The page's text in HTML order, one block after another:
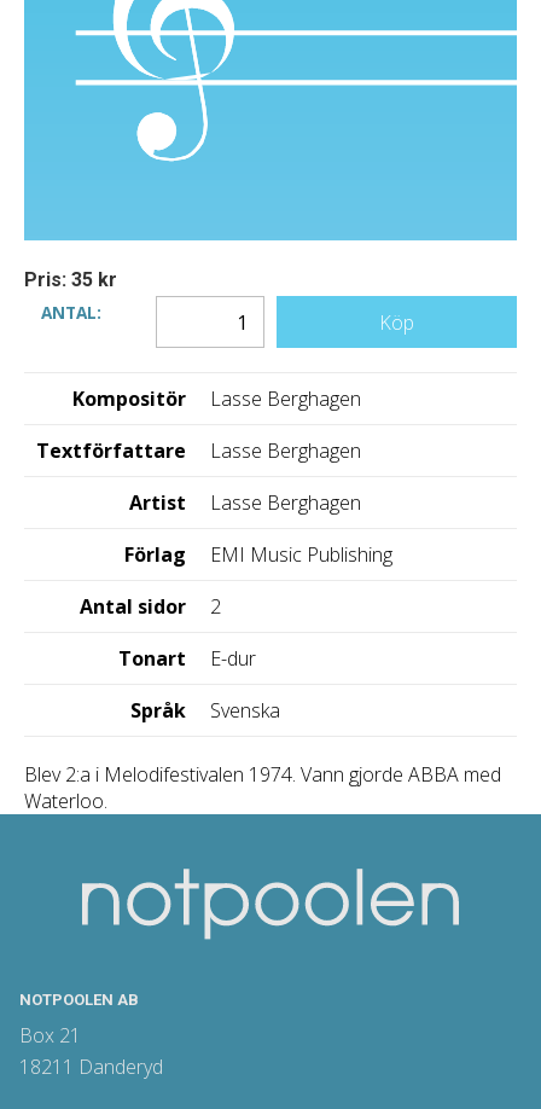
Pris: 35 kr
ANTAL:
Köp
Kompositör
Lasse Berghagen
Textförfattare
Lasse Berghagen
Artist
Lasse Berghagen
Förlag
EMI Music Publishing
Antal sidor
2
Tonart
E-dur
Språk
Svenska
Blev 2:a i Melodifestivalen 1974. Vann gjorde ABBA med
Waterloo.
NOTPOOLEN AB
Box 21
18211 Danderyd